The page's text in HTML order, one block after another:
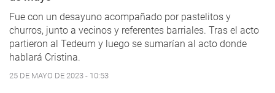
Fue con un desayuno acompañado por pastelitos y
churros, junto a vecinos y referentes barriales. Tras el acto
partieron al Tedeum y luego se sumarían al acto donde
hablará Cristina.
25 DE MAYO DE 2023 - 10:53